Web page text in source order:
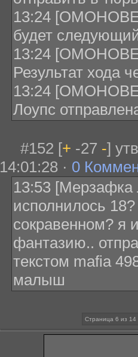
13:24
будет
13:24
Результат хода
13:24
Лоупс
#152 [+ -27 -]
14:01:28 · 0
13:53 [Мерзафка
исполнилось
сокравенном?
фантазию..
текстом mafia
малыш
Страница 6 из 14